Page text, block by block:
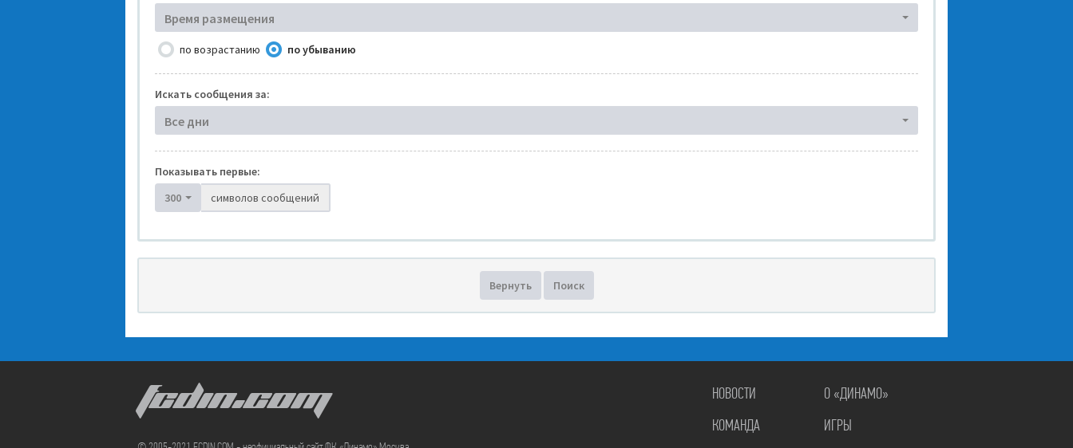
Время размещения
по возрастанию по убыванию
Искать сообщения за:
Все дни
Показывать первые:
300
символов сообщений
Вернуть Поиск
FCDIN.COM НОВОСТИ
О «ДИНАМО»
КОМАНДА
ИГРЫ